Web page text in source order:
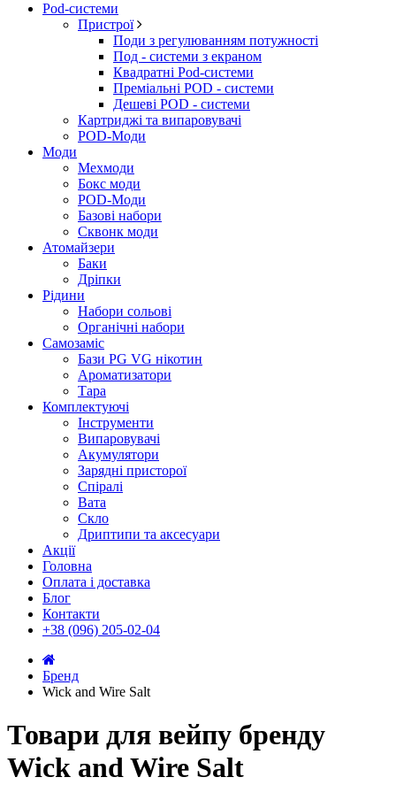
Pod-системи
Пристрої
Поди з регулюванням потужності
Под - системи з екраном
Квадратні Pod-системи
Преміальні POD - системи
Дешеві POD - системи
Картриджі та випаровувачі
POD-Моди
Моди
Мехмоди
Бокс моди
POD-Моди
Базові набори
Сквонк моди
Атомайзери
Баки
Дріпки
Рідини
Набори сольові
Органічні набори
Самозаміс
Бази PG VG нікотин
Ароматизатори
Тара
Комплектуючі
Інструменти
Випаровувачі
Акумулятори
Зарядні присторої
Спіралі
Вата
Скло
Дриптипи та аксесуари
Акції
Головна
Оплата і доставка
Блог
Контакти
+38 (096) 205-02-04
Бренд
Wick and Wire Salt
Товари для вейпу бренду
Wick and Wire Salt